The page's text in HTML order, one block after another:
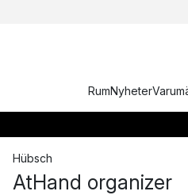
RumNyheter
Hübsch
AtHand organizer